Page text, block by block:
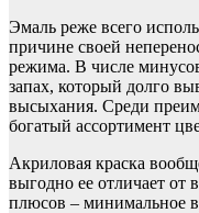
Эмаль реже всего
причине своей
режима. В числе
запах, который долго
высыхания. Среди
богатый ассортимент
Акриловая краска
выгодно ее отличает
плюсов – минимальное